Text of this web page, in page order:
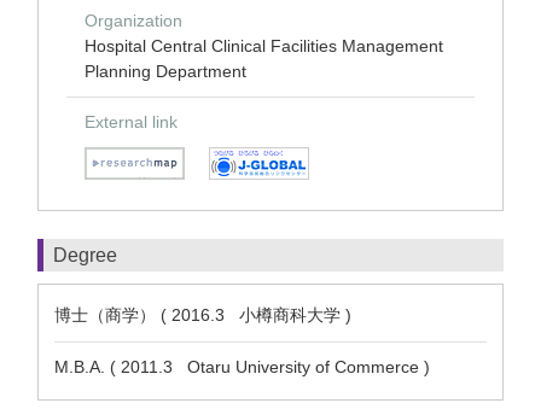
Organization
Hospital Central Clinical Facilities Management
Planning Department
External link
Degree
博士（商学） ( 2016.3 小樽商科大学 )
M.B.A. ( 2011.3 Otaru University of Commerce )